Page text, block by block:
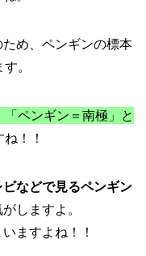
め、ペンギンの標本
。
ペンギン＝南極」と
！！
などで見るペンギン
がしますよ。
ますよね！！